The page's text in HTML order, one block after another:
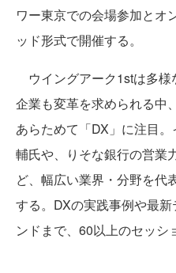
ワー東京での会場参加とオ
ッド形式で開催する。
ウイングアーク1stは多様
企業も変革を求められる中
あらためて「DX」に注目
輔氏や、りそな銀行の営業
ど、幅広い業界・分野を代
する。DXの実践事例や最
ンドまで、60以上のセッシ